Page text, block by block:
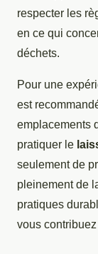
respecter les
en ce qui
déchets.
Pour une
est
emplacements
pratiquer le
seulement de
pleinement de
pratiques
vous